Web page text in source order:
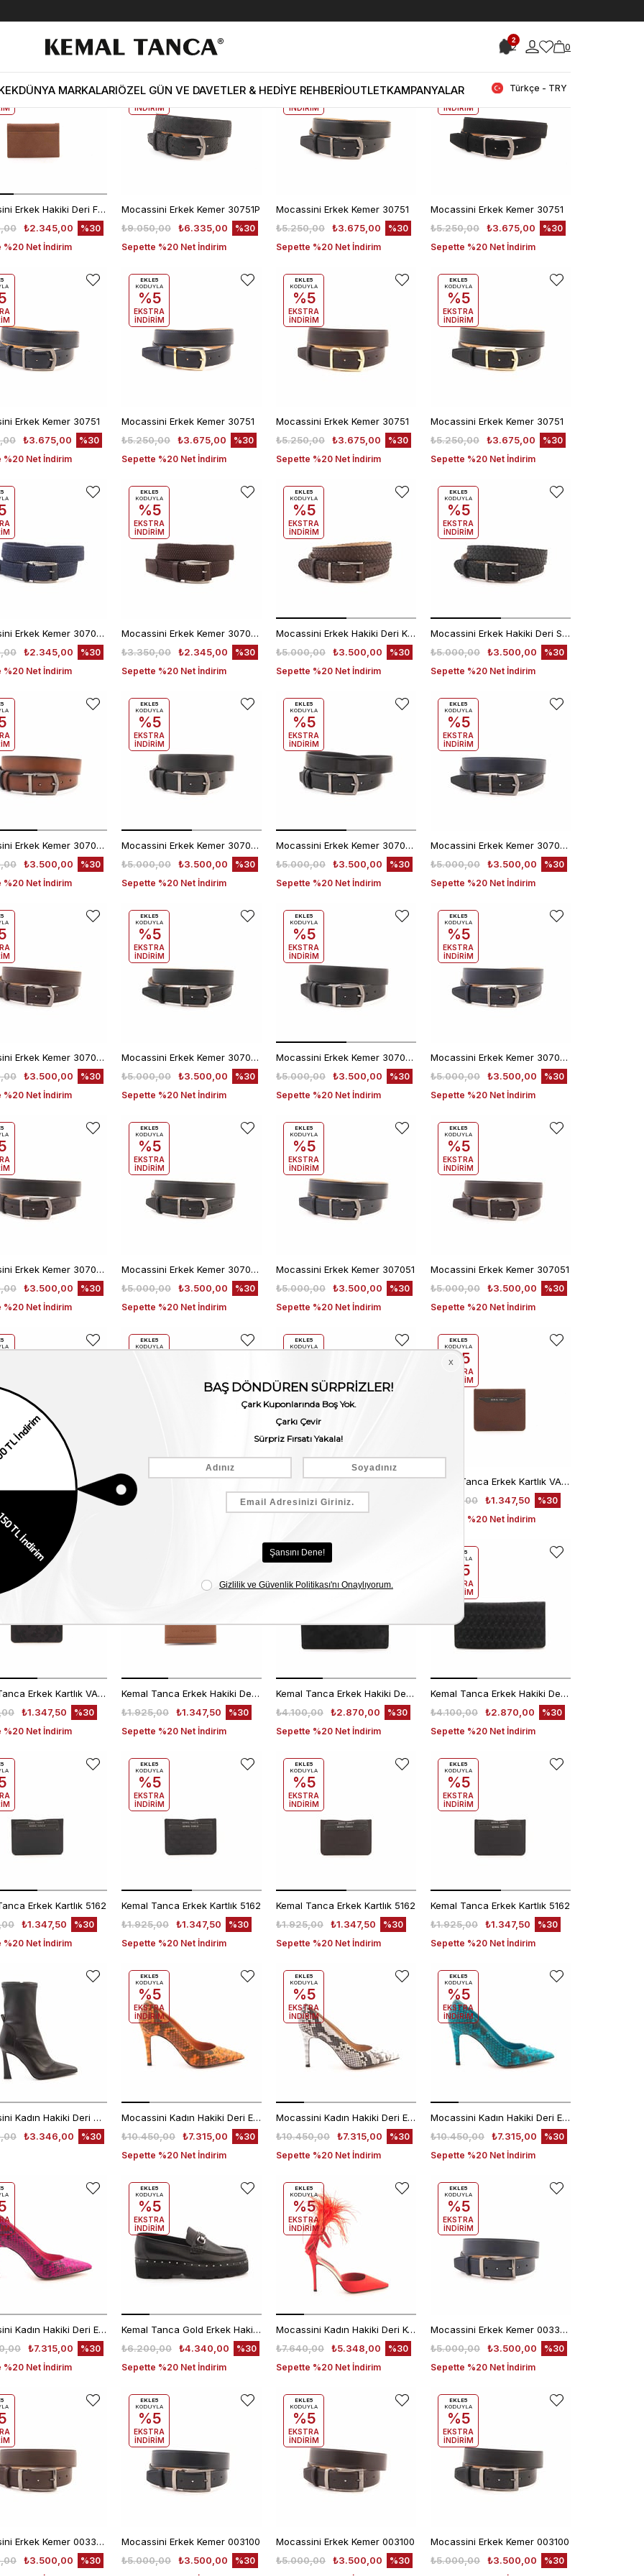
2
2 0
Türkçe - TRY
DÜNYA MARKALARIÖZEL GÜN VE DAVETLER & HEDİYE REHBERİOUTLETKAMPANYALAR
Mocassini Erkek Hakiki Deri Fındık Cüzdan Cüzdan
₺2.345,00
%30
%20 Net İndirim
Mocassini Erkek Kemer 30751P
₺6.335,00
₺9.050,00
%30
Sepette %20 Net İndirim
KODUYLA
%5
İNDİRİM
Mocassini Erkek Kemer 30751
₺3.675,00
₺5.250,00
%30
Sepette %20 Net İndirim
KODUYLA
%5
İNDİRİM
Mocassini Erkek Kemer 30751
₺3.675,00
₺5.250,00
%30
Sepette %20 Net İndirim
KODUYLA
%5
İNDİRİM
Erkek Kemer 30751
₺3.675,00
%30
%20 Net İndirim
Mocassini Erkek Kemer 30751
₺3.675,00
₺5.250,00
%30
Sepette %20 Net İndirim
EKLE5
KODUYLA
%5
EKSTRA
İNDİRİM
Mocassini Erkek Kemer 30751
₺3.675,00
₺5.250,00
%30
Sepette %20 Net İndirim
EKLE5
KODUYLA
%5
EKSTRA
İNDİRİM
Mocassini Erkek Kemer 30751
₺3.675,00
₺5.250,00
%30
Sepette %20 Net İndirim
EKLE5
KODUYLA
%5
EKSTRA
İNDİRİM
Mocassini Erkek Kemer 307069
₺2.345,00
%30
%20 Net İndirim
Mocassini Erkek Kemer 307069
₺2.345,00
₺3.350,00
%30
Sepette %20 Net İndirim
EKLE5
KODUYLA
%5
EKSTRA
İNDİRİM
Mocassini Erkek Hakiki Deri Kahverengi Kemer
₺3.500,00
₺5.000,00
%30
Sepette %20 Net İndirim
EKLE5
KODUYLA
%5
EKSTRA
İNDİRİM
Mocassini Erkek Hakiki Deri Siyah Kemer
₺3.500,00
₺5.000,00
%30
Sepette %20 Net İndirim
EKLE5
KODUYLA
%5
EKSTRA
İNDİRİM
Mocassini Erkek Kemer 307065
₺3.500,00
%30
%20 Net İndirim
Mocassini Erkek Kemer 307065
₺3.500,00
₺5.000,00
%30
Sepette %20 Net İndirim
EKLE5
KODUYLA
%5
EKSTRA
İNDİRİM
Mocassini Erkek Kemer 307065
₺3.500,00
₺5.000,00
%30
Sepette %20 Net İndirim
EKLE5
KODUYLA
%5
EKSTRA
İNDİRİM
Mocassini Erkek Kemer 307053
₺3.500,00
₺5.000,00
%30
Sepette %20 Net İndirim
EKLE5
KODUYLA
%5
EKSTRA
İNDİRİM
Mocassini Erkek Kemer 307053
₺3.500,00
%30
%20 Net İndirim
Mocassini Erkek Kemer 307053
₺3.500,00
₺5.000,00
%30
Sepette %20 Net İndirim
EKLE5
KODUYLA
%5
EKSTRA
İNDİRİM
Mocassini Erkek Kemer 307053
₺3.500,00
₺5.000,00
%30
Sepette %20 Net İndirim
EKLE5
KODUYLA
%5
EKSTRA
İNDİRİM
Mocassini Erkek Kemer 307053
₺3.500,00
₺5.000,00
%30
Sepette %20 Net İndirim
EKLE5
KODUYLA
%5
EKSTRA
İNDİRİM
Mocassini Erkek Kemer 307053
₺3.500,00
%30
%20 Net İndirim
Mocassini Erkek Kemer 307053
₺3.500,00
₺5.000,00
%30
Sepette %20 Net İndirim
EKLE5
KODUYLA
%5
EKSTRA
İNDİRİM
Mocassini Erkek Kemer 307051
₺3.500,00
₺5.000,00
%30
Sepette %20 Net İndirim
EKLE5
KODUYLA
%5
EKSTRA
İNDİRİM
Mocassini Erkek Kemer 307051
₺3.500,00
₺5.000,00
%30
Sepette %20 Net İndirim
EKLE5
KODUYLA
%5
EKSTRA
İNDİRİM
Erkek Kemer 307051
%20 Net İndirim
%30
Mocassini Erkek Hakiki Deri Eva Taban Siyah Günlük Ayakkabı
₺7.640,00 %30
EKLE5
KODUYLA
Mocassini Kadın Hakiki Deri Enjeksiyon Microlight Taban Siyah Gece & Abiye Ayakkabı
₺7.315,00
₺10.450,00
EKLE5
KODUYLA
Kemal Tanca Erkek Kartlık VALTERİA
₺1.347,50
₺1.925,00
Sepette %20 Net İndirim
%30
EKLE5
KODUYLA
%5
EKSTRA
İNDİRİM
Kemal Tanca Erkek Kartlık VALTERİA
₺1.347,50
%20 Net İndirim
%30
Kemal Tanca Erkek Hakiki Deri Taba Cüzdan
₺1.347,50
₺1.925,00
Sepette %20 Net İndirim
%30
Kemal Tanca Erkek Hakiki Deri Siyah Viva Kamuflaj Cüzdan Cüzdan
₺2.870,00
₺4.100,00
Sepette %20 Net İndirim
%30
EKLE5
EKSTRA
İNDİRİM
Kemal Tanca Erkek Hakiki Deri Siyah Viva Şelale Cüzdan Cüzdan
₺2.870,00
₺4.100,00
Sepette %20 Net İndirim
%30
EKLE5
KODUYLA
%5
EKSTRA
İNDİRİM
Erkek Kartlık 5162
₺1.347,50
%20 Net İndirim
%30
Kemal Tanca Erkek Kartlık 5162
₺1.347,50
₺1.925,00
Sepette %20 Net İndirim
%30
EKLE5
KODUYLA
%5
EKSTRA
İNDİRİM
Kemal Tanca Erkek Kartlık 5162
₺1.347,50
₺1.925,00
Sepette %20 Net İndirim
%30
EKLE5
KODUYLA
%5
EKSTRA
İNDİRİM
Kemal Tanca Erkek Kartlık 5162
₺1.347,50
₺1.925,00
Sepette %20 Net İndirim
%30
EKLE5
KODUYLA
%5
EKSTRA
İNDİRİM
Mocassini Kadın Hakiki Deri Microlight Taban Siyah Günlük Bot
₺3.346,00
%30
Mocassini Kadın Hakiki Deri Enjeksiyon Microlight Taban Orange Gece & Abiye Ayakkabı
₺7.315,00
₺10.450,00
Sepette %20 Net İndirim
%30
EKLE5
KODUYLA
%5
EKSTRA
İNDİRİM
Mocassini Kadın Hakiki Deri Enjeksiyon Microlight Taban Naturel Gece & Abiye Ayakkabı
₺7.315,00
₺10.450,00
Sepette %20 Net İndirim
%30
EKLE5
KODUYLA
%5
EKSTRA
İNDİRİM
Mocassini Kadın Hakiki Deri Enjeksiyon Microlight Taban Turkuaz Gece & Abiye Ayakkabı
₺7.315,00
₺10.450,00
Sepette %20 Net İndirim
%30
EKLE5
KODUYLA
%5
EKSTRA
İNDİRİM
Mocassini Kadın Hakiki Deri Enjeksiyon Microlight Taban Fuşya Gece & Abiye Ayakkabı
₺7.315,00
%20 Net İndirim
%30
Kemal Tanca Gold Erkek Hakiki Deri Eva Taban Siyah Günlük Ayakkabı
₺4.340,00
₺6.200,00
Sepette %20 Net İndirim
%30
EKLE5
KODUYLA
%5
EKSTRA
İNDİRİM
Mocassini Kadın Hakiki Deri Kösele Taban Kırmızı Gece & Abiye Ayakkabı
₺5.348,00
₺7.640,00
Sepette %20 Net İndirim
%30
EKLE5
KODUYLA
%5
EKSTRA
İNDİRİM
Mocassini Erkek Kemer 003309
₺3.500,00
₺5.000,00
Sepette %20 Net İndirim
%30
EKLE5
KODUYLA
%5
EKSTRA
İNDİRİM
Mocassini Erkek Kemer 003309
₺3.500,00
%30
Mocassini Erkek Kemer 003100
₺3.500,00
₺5.000,00 %30
EKLE5
KODUYLA
%5
EKSTRA
İNDİRİM
Mocassini Erkek Kemer 003100
₺3.500,00
₺5.000,00 %30
EKLE5
KODUYLA
%5
EKSTRA
İNDİRİM
Mocassini Erkek Kemer 003100
₺3.500,00
₺5.000,00 %30
EKLE5
KODUYLA
%5
EKSTRA
İNDİRİM